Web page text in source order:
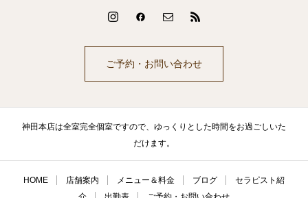
ご予約・お問い合わせ
神田本店は全室完全個室ですので、ゆっくりとした時間をお過ごしいた
だけます。
HOME 店舗案内 メニュー＆料金 ブログ
セラピスト紹